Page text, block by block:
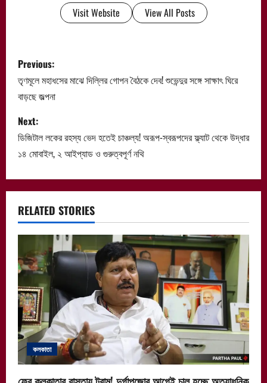
Visit Website View All Posts
P
o
s
t
n
a
v
i
g
a
t
i
o
Previous:
তৃণমূলে মহাধসের মাঝে দিল্লির গোপন বৈঠকে দেব! শুভেন্দুর সঙ্গে সাক্ষাৎ ঘিরে
বাড়ছে জল্পনা
Next:
ডিজিটাল লকের রহস্য ভেদ হতেই চাঞ্চল্য! অরূপ-স্বরূপদের ফ্ল্যাট থেকে উদ্ধার
১৪ মোবাইল, ২ আইপ্যাড ও গুরুত্বপূর্ণ নথি
RELATED STORIES
কলকাতা